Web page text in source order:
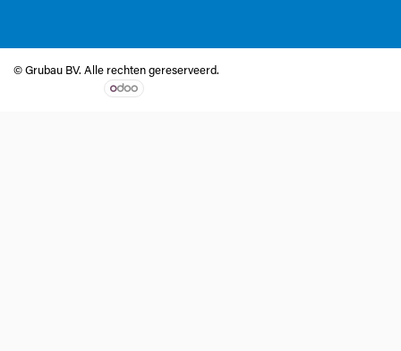
© Grubau BV. Alle rechten gereserveerd.